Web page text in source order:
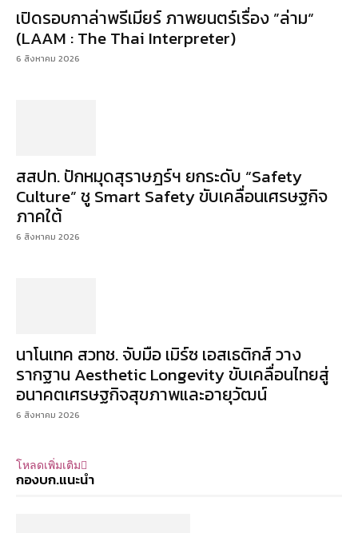
เปิดรอบกาล่าพรีเมียร์ ภาพยนตร์เรื่อง ”ล่าม“
(LAAM : The Thai Interpreter)
6 สิงหาคม 2026
สสปท. ปักหมุดสุราษฎร์ฯ ยกระดับ “Safety
Culture” ชู Smart Safety ขับเคลื่อนเศรษฐกิจ
ภาคใต้
6 สิงหาคม 2026
นาโนเทค สวทช. จับมือ เมิร์ซ เอสเธติกส์ วาง
รากฐาน Aesthetic Longevity ขับเคลื่อนไทยสู่
อนาคตเศรษฐกิจสุขภาพและอายุวัฒน์
6 สิงหาคม 2026
โหลดเพิ่มเติม
กองบก.แนะนำ